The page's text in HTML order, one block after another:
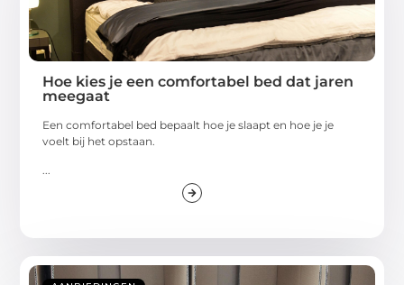
Hoe kies je een comfortabel bed dat jaren
meegaat
Een comfortabel bed bepaalt hoe je slaapt en hoe je je
voelt bij het opstaan.
...